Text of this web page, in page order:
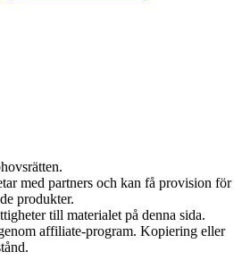
med partners och kan få provision för
produkter.
till materialet på denna sida.
affiliate-program. Kopiering eller